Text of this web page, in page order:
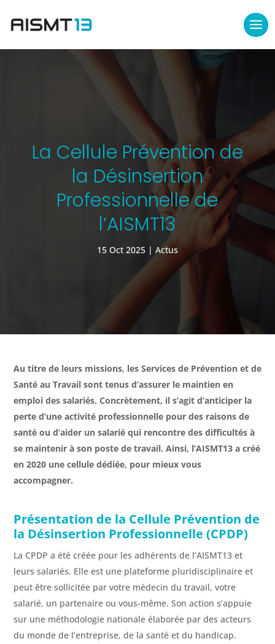
La Cellule Prévention de
la Désinsertion
Professionnelle de
l’AISMT13
15 Oct 2025 Actus
Au titre de leurs missions, les Services de Prévention et de
Santé au Travail sont tenus d’assurer le maintien en
emploi des salariés. Concrètement, il s’agit d’anticiper la
perte d’une activité professionnelle pour des raisons de
santé ou d’aider un salarié qui rencontre des difficultés à
se maintenir à son poste de travail. Ainsi, l’AISMT13 a créé
en 2020 une cellule dédiée, pour mieux vous
accompagner.
Présentation de la Cellule Prévention de
la Désinsertion Professionnelle (CPDP)
La CPDP a été créée pour les adhérents de l’AISMT13 et
leurs salariés. Elle est une plateforme pluridisciplinaire et
peut être sollicitée par votre médecin du travail, votre
salarié, un partenaire ou vous-même. Son action s’appuie
sur une méthodologie nationale élaborée par des acteurs
du monde de l’entreprise, de la santé et du handicap.